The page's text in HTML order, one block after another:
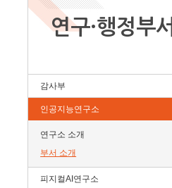
연구·행정부서
감사부
인공지능연구소
연구소 소개
부서 소개
피지컬AI연구소